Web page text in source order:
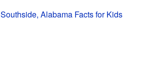
Southside, Alabama Facts for Kids